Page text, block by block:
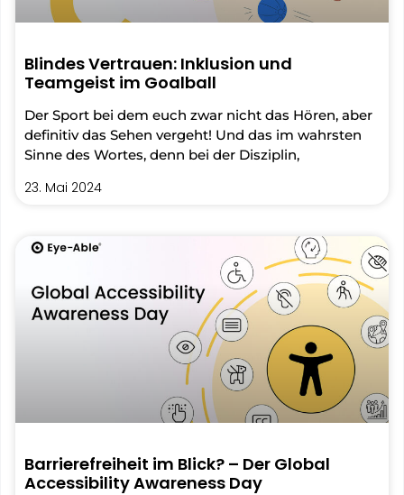
Blindes Vertrauen: Inklusion und
Teamgeist im Goalball
Der Sport bei dem euch zwar nicht das Hören, aber
definitiv das Sehen vergeht! Und das im wahrsten
Sinne des Wortes, denn bei der Disziplin,
23. Mai 2024
Barrierefreiheit im Blick? – Der Global
Accessibility Awareness Day